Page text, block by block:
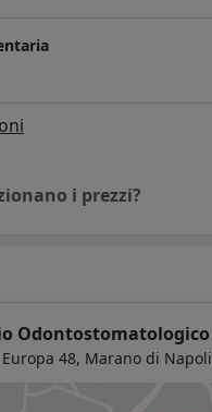
i prezzi?
Odontostomatologico
48, Marano di Napoli